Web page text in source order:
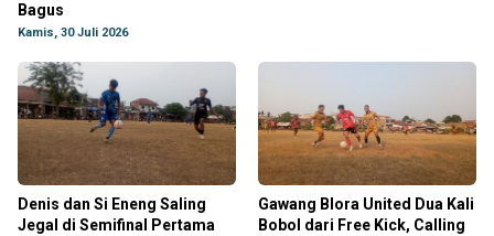
Bagus
Kamis, 30 Juli 2026
Denis dan Si Eneng Saling
Jegal di Semifinal Pertama
Gawang Blora United Dua Kali
Bobol dari Free Kick, Calling